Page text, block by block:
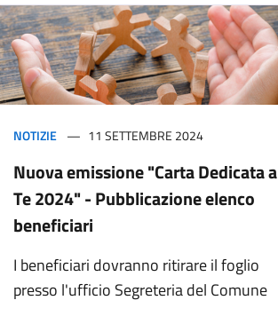
NOTIZIE 11 SETTEMBRE 2024
Nuova emissione "Carta Dedicata a
Te 2024" - Pubblicazione elenco
beneficiari
I beneficiari dovranno ritirare il foglio
presso l'ufficio Segreteria del Comune